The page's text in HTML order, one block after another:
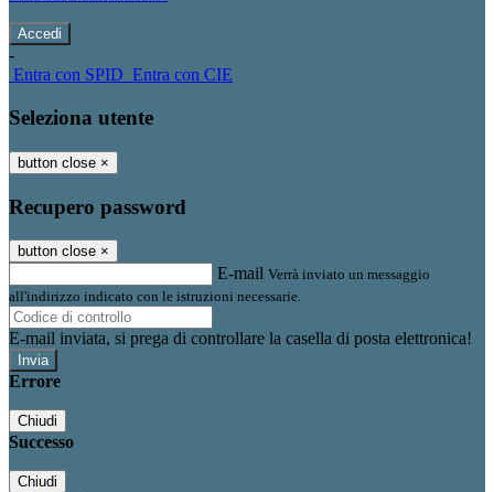
-
Entra con SPID Entra con CIE
Seleziona utente
button close ×
Recupero password
button close ×
E-mail Verrà inviato un messaggio
all'indirizzo indicato con le istruzioni necessarie.
E-mail inviata, si prega di controllare la casella di posta elettronica!
Errore
Chiudi
Successo
Chiudi